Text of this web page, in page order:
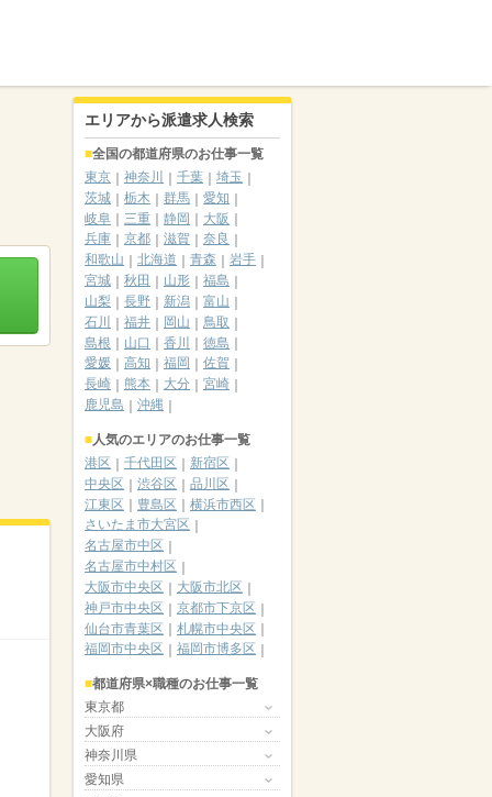
エリアから派遣求人検索
全国の都道府県のお仕事一覧
東京
神奈川 千葉
埼玉
茨城
栃木 群馬
愛知
岐阜
三重 静岡
大阪
兵庫
京都 滋賀
奈良
和歌山
北海道 青森
岩手
宮城
秋田 山形
福島
山梨
長野 新潟
富山
石川
福井 岡山
鳥取
島根
山口 香川
徳島
愛媛
高知 福岡
佐賀
長崎
熊本 大分
宮崎
鹿児島
沖縄
人気のエリアのお仕事一覧
港区
千代田区
新宿区
中央区
渋谷区
品川区
江東区
豊島区
横浜市西区
さいたま市大宮区
名古屋市中区
名古屋市中村区
大阪市中央区
大阪市北区
神戸市中央区
京都市下京区
仙台市青葉区
札幌市中央区
福岡市中央区
福岡市博多区
都道府県×職種のお仕事一覧
東京都
大阪府
神奈川県
愛知県